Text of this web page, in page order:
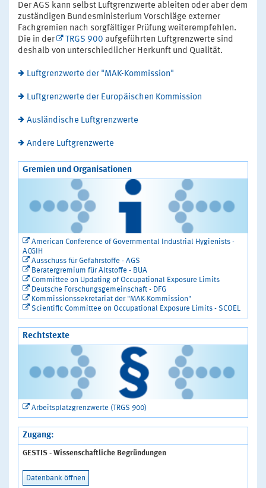
Der AGS kann selbst Luftgrenzwerte ableiten oder aber dem
zuständigen Bundesministerium Vorschläge externer
Fachgremien nach sorgfältiger Prüfung weiterempfehlen.
Die in der
TRGS 900 aufgeführten Luftgrenzwerte sind
deshalb von unterschiedlicher Herkunft und Qualität.
Luftgrenzwerte der "MAK-Kommission"
Luftgrenzwerte der Europäischen Kommission
Ausländische Luftgrenzwerte
Andere Luftgrenzwerte
Gremien und Organisationen
American Conference of Governmental Industrial Hygienists -
ACGIH
Ausschuss für Gefahrstoffe - AGS
Beratergremium für Altstoffe - BUA
Committee on Updating of Occupational Exposure Limits
Deutsche Forschungsgemeinschaft - DFG
Kommissionssekretariat der "MAK-Kommission"
Scientific Committee on Occupational Exposure Limits - SCOEL
Rechtstexte
Arbeitsplatzgrenzwerte (TRGS 900)
Zugang:
GESTIS - Wissenschaftliche Begründungen
Datenbank öffnen